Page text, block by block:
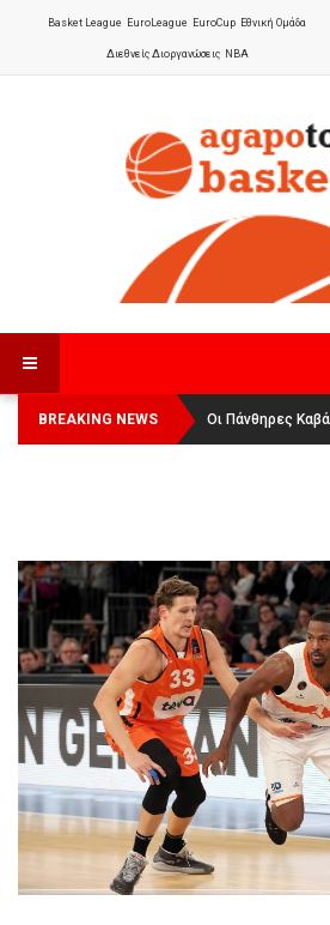
Basket League EuroLeague EuroCup Εθνική Ομάδα
Διεθνείς Διοργανώσεις NBA
BREAKING NEWS
Οι Πάνθηρες
Basketball League 1
Αναχώρησε για τα
Γυναικών: